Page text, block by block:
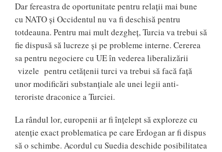
Dar fereastra de oportunitate pentru relații mai bune
cu NATO și Occidentul nu va fi deschisă pentru
totdeauna. Pentru mai mult dezgheț, Turcia va trebui să
fie dispusă să lucreze și pe probleme interne. Cererea
sa pentru negociere cu UE în vederea liberalizării
vizele pentru cetățenii turci va trebui să facă față
unor modificări substanțiale ale unei legii anti-
teroriste draconice a Turciei.
La rândul lor, europenii ar fi înțelept să exploreze cu
atenție exact problematica pe care Erdogan ar fi dispus
să o schimbe. Acordul cu Suedia deschide posibilitatea